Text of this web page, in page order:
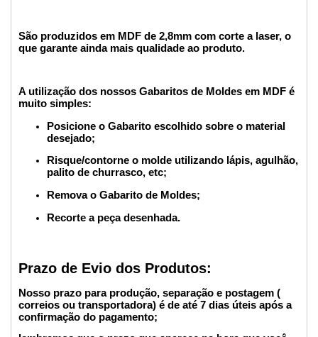
São produzidos em MDF de 2,8mm com corte a laser, o
que garante ainda mais qualidade ao produto.
A utilização dos nossos Gabaritos de Moldes em MDF é
muito simples:
Posicione o Gabarito escolhido sobre o material
desejado;
Risque/contorne o molde utilizando lápis, agulhão,
palito de churrasco, etc;
Remova o Gabarito de Moldes;
Recorte a peça desenhada.
Prazo de Evio dos Produtos:
Nosso prazo para produção, separação e postagem (
correios ou transportadora) é de até 7 dias úteis após a
confirmação do pagamento;